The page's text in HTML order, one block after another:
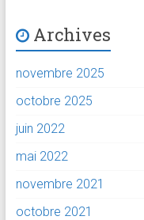
Archives
novembre 2025
octobre 2025
juin 2022
mai 2022
novembre 2021
octobre 2021